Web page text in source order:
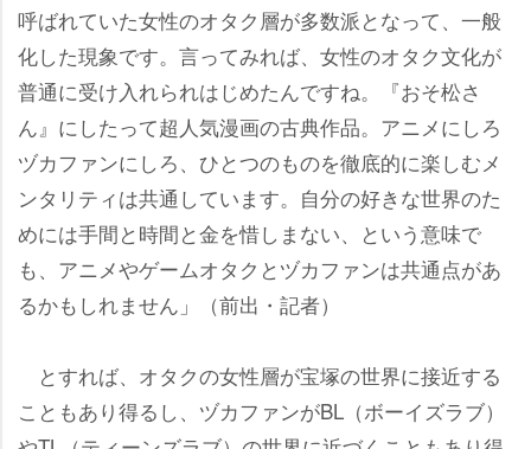
呼ばれていた女性のオタク層が多数派となって、一般
化した現象です。言ってみれば、女性のオタク文化が
普通に受け入れられはじめたんですね。『おそ松さ
ん』にしたって超人気漫画の古典作品。アニメにしろ
ヅカファンにしろ、ひとつのものを徹底的に楽しむメ
ンタリティは共通しています。自分の好きな世界のた
めには手間と時間と金を惜しまない、という意味で
も、アニメやゲームオタクとヅカファンは共通点があ
るかもしれません」（前出・記者）
とすれば、オタクの女性層が宝塚の世界に接近する
こともあり得るし、ヅカファンがBL（ボーイズラブ）